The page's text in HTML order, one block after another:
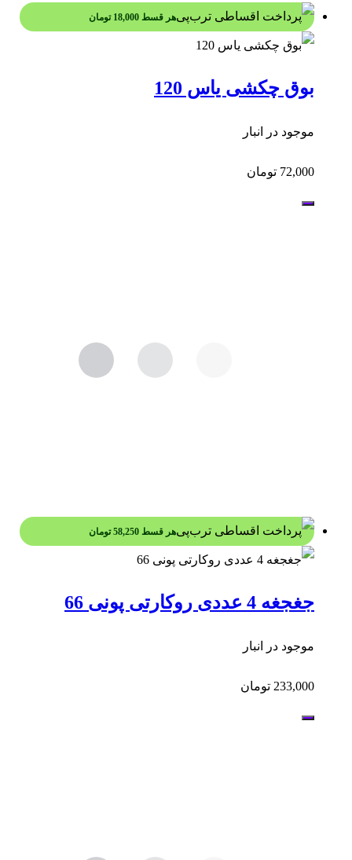
هر قسط 18,000 تومان
بوق چکشی یاس 120
موجود در انبار
72,000 تومان
هر قسط 58,250 تومان
جغجغه 4 عددی روکارتی پونی 66
موجود در انبار
233,000 تومان